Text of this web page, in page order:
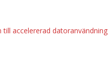
accelererad datoranvändning